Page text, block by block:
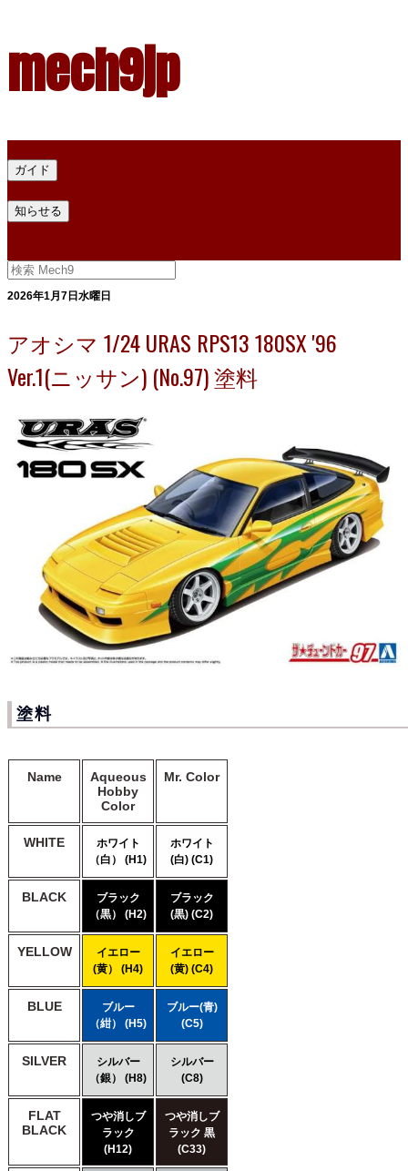
mech9jp
ガイド
知らせる
2026年1月7日水曜日
アオシマ 1/24 URAS RPS13 180SX '96
Ver.1(ニッサン) (No.97) 塗料
塗料
Name
Aqueous
Hobby
Color
Mr. Color
WHITE
ホワイト
（白） (H1)
ホワイト
(白) (C1)
BLACK
ブラック
（黒） (H2)
ブラック
(黒) (C2)
YELLOW
イエロー
(黄） (H4)
イエロー
(黄) (C4)
BLUE
ブルー
（紺） (H5)
ブルー(青)
(C5)
SILVER
シルバー
（銀） (H8)
シルバー
(C8)
FLAT
BLACK
つや消しブ
ラック
(H12)
つや消しブ
ラック 黒
(C33)